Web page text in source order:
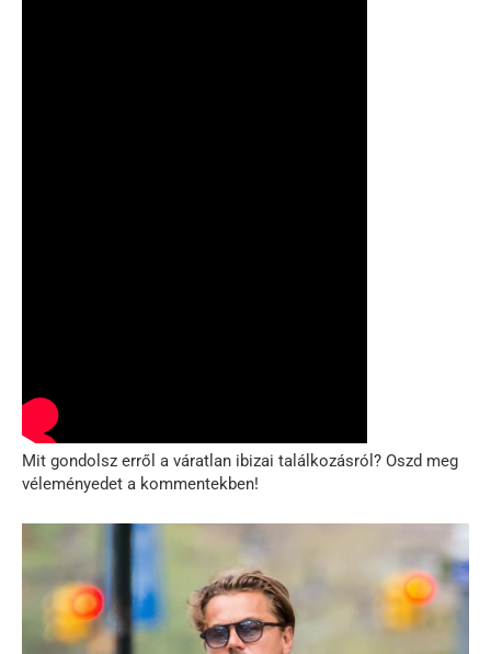
Mit gondolsz erről a váratlan ibizai találkozásról? Oszd meg
véleményedet a kommentekben!